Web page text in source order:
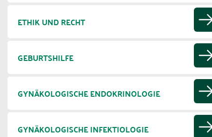
ETHIK UND RECHT
GEBURTSHILFE
GYNÄKOLOGISCHE ENDOKRINOLOGIE
GYNÄKOLOGISCHE INFEKTIOLOGIE